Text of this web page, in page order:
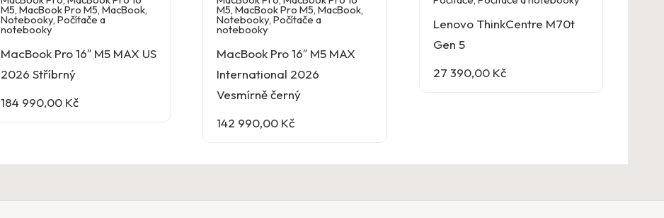
M5, MacBook Pro M5, MacBook,
Notebooky, Počítače a
notebooky
MacBook Pro 16″ M5 MAX US
2026 Stříbrný
184 990,00 Kč
M5,MacBook Pro M5,MacBook,
Notebooky,Počítače a
notebooky
MacBook Pro 16″ M5 MAX
International 2026
Vesmírně černý
142 990,00 Kč
Lenovo ThinkCentre M70t
Gen 5
27 390,00 Kč